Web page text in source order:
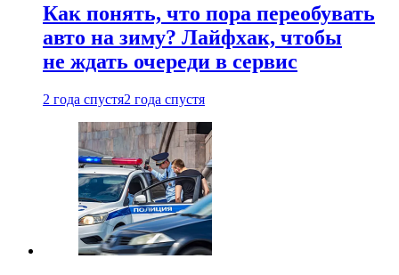
Как понять, что пора переобувать
авто на зиму? Лайфхак, чтобы
не ждать очереди в сервис
2 года спустя2 года спустя